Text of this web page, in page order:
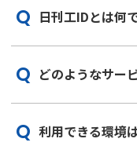
Q 日刊工IDとは何
Q どのようなサー
Q 利用できる環境